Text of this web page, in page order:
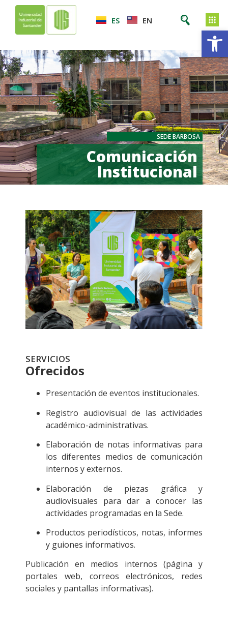
ES EN
SEDE BARBOSA
Comunicación
Institucional
SERVICIOS
Ofrecidos
Presentación de eventos institucionales.
Registro audiovisual de las actividades
académico-administrativas.
Elaboración de notas informativas para
los diferentes medios de comunicación
internos y externos.
Elaboración de piezas gráfica y
audiovisuales para dar a conocer las
actividades programadas en la Sede.
Productos periodísticos, notas, informes
y guiones informativos.
Publicación en medios internos (página y
portales web, correos electrónicos, redes
sociales y pantallas informativas).